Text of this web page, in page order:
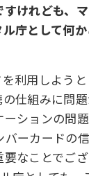
けれども、
庁として何
利用しよう
仕組みに問
ションの問
ーカードの
なことでござ